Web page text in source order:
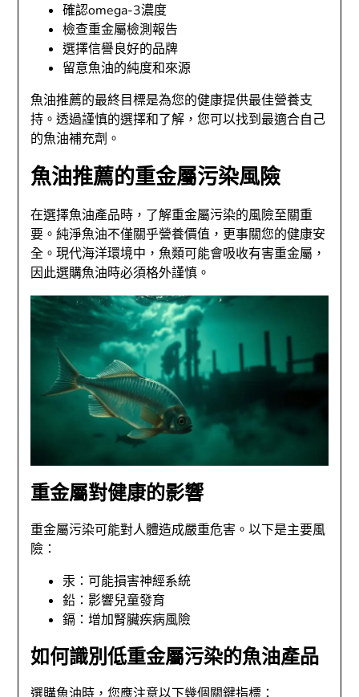
確認omega-3濃度
檢查重金屬檢測報告
選擇信譽良好的品牌
留意魚油的純度和來源
魚油推薦的最終目標是為您的健康提供最佳營養支
持。透過謹慎的選擇和了解，您可以找到最適合自己
的魚油補充劑。
魚油推薦的重金屬污染風險
在選擇魚油產品時，了解重金屬污染的風險至關重
要。純淨魚油不僅關乎營養價值，更事關您的健康安
全。現代海洋環境中，魚類可能會吸收有害重金屬，
因此選購魚油時必須格外謹慎。
重金屬對健康的影響
重金屬污染可能對人體造成嚴重危害。以下是主要風
險：
汞：可能損害神經系統
鉛：影響兒童發育
鎘：增加腎臟疾病風險
如何識別低重金屬污染的魚油產品